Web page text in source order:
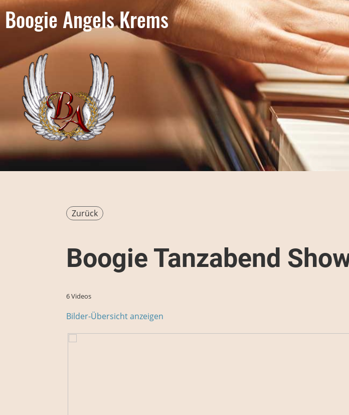
Boogie Angels Krems
Zurück
Boogie Tanzabend
6 Videos
Bilder-Übersicht anzeigen